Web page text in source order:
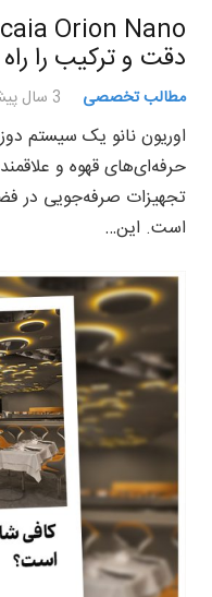
دقت و ترکیب را
مطالب تخصصی 3 سال پیش
اوریون نانو یک سیستم
حرفه‌ای‌های قهوه و
تجهیزات صرفه‌جویی در
است. این…